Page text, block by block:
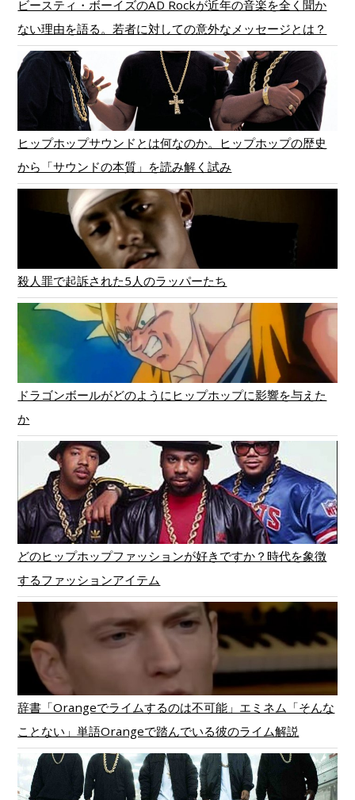
ビースティ・ボーイズのAD Rockが近年の音楽を全く聞か
ない理由を語る。若者に対しての意外なメッセージとは？
ヒップホップサウンドとは何なのか。ヒップホップの歴史
から「サウンドの本質」を読み解く試み
殺人罪で起訴された5人のラッパーたち
ドラゴンボールがどのようにヒップホップに影響を与えた
か
どのヒップホップファッションが好きですか？時代を象徴
するファッションアイテム
辞書「Orangeでライムするのは不可能」エミネム「そんな
ことない」単語Orangeで踏んでいる彼のライム解説